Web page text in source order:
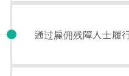
通过雇佣残障人士履